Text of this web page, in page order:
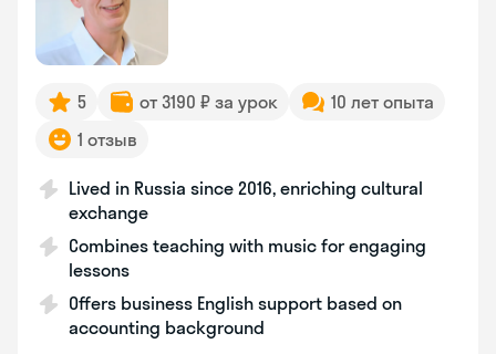
5 от 3190 ₽ за урок
10 лет опыта
1 отзыв
Lived in Russia since 2016, enriching cultural
exchange
Combines teaching with music for engaging
lessons
Offers business English support based on
accounting background